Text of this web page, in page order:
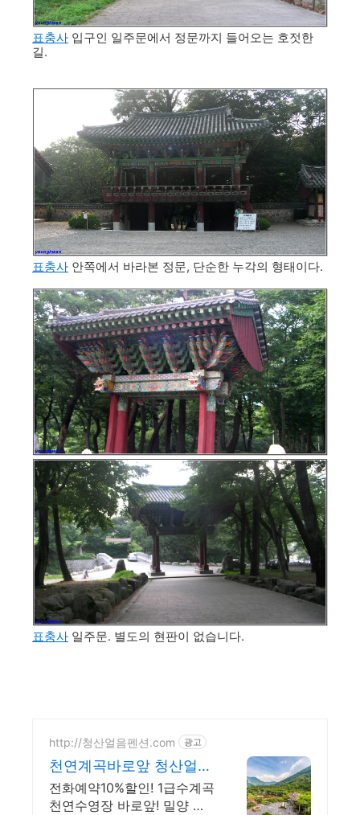
표충사 입구인 일주문에서 정문까지 들어오는 호젓한
길.
표충사 안쪽에서 바라본 정문, 단순한 누각의 형태이다.
표충사 일주문. 별도의 현판이 없습니다.
http://청산얼음펜션.com 광고
천연계곡바로앞 청산얼음
펜션
전화예약10%할인! 1급수계곡
천연수영장 바로앞! 밀양 친